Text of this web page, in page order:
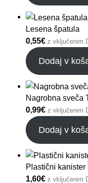
Lesena špatula
0,55€ z vključenim
Dodaj v
Nagrobna sveča
0,99€ z vključenim
Dodaj v
Plastični kanister
1,60€ z vključenim